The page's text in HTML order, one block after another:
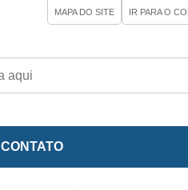
MAPA DO SITE IR PARA O
CONTATO